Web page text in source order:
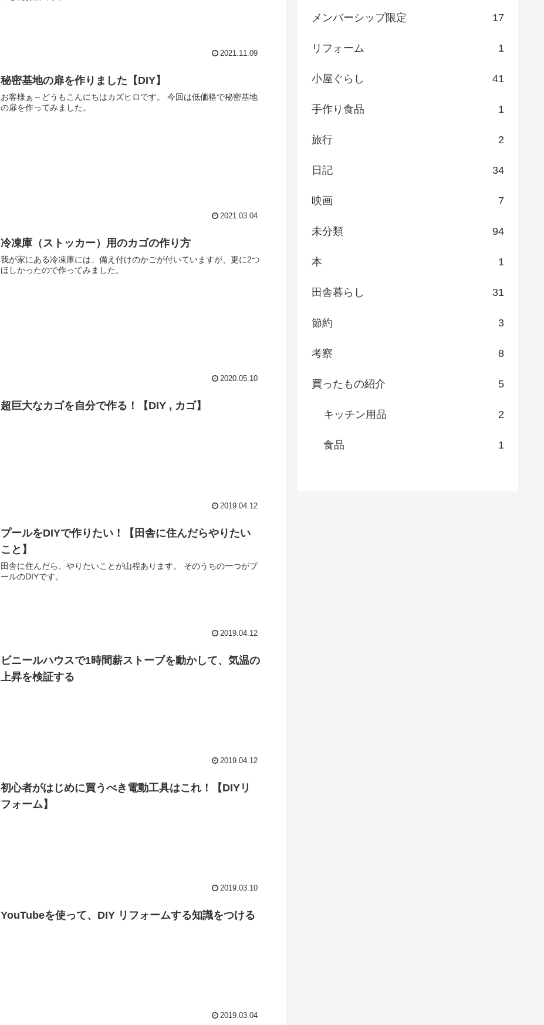
2021.11.09
秘密基地の扉を作りました【DIY】
お客様ぁ～どうもこんにちはカズヒロです。 今回は低価格で秘密基地
の扉を作ってみました。
2021.03.04
冷凍庫（ストッカー）用のカゴの作り方
我が家にある冷凍庫には、備え付けのかごが付いていますが、更に2つ
ほしかったので作ってみました。
2020.05.10
超巨大なカゴを自分で作る！【DIY , カゴ】
2019.04.12
プールをDIYで作りたい！【田舎に住んだらやりたい
こと】
田舎に住んだら、やりたいことが山程あります。 そのうちの一つがプ
ールのDIYです。
2019.04.12
ビニールハウスで1時間薪ストーブを動かして、気温の
上昇を検証する
2019.04.12
初心者がはじめに買うべき電動工具はこれ！【DIYリ
フォーム】
2019.03.10
YouTubeを使って、DIY リフォームする知識をつける
2019.03.04
メンバーシップ限定 17
リフォーム 1
小屋ぐらし 41
手作り食品 1
旅行 2
日記 34
映画 7
未分類 94
本 1
田舎暮らし 31
節約 3
考察 8
買ったもの紹介 5
キッチン用品 2
食品 1